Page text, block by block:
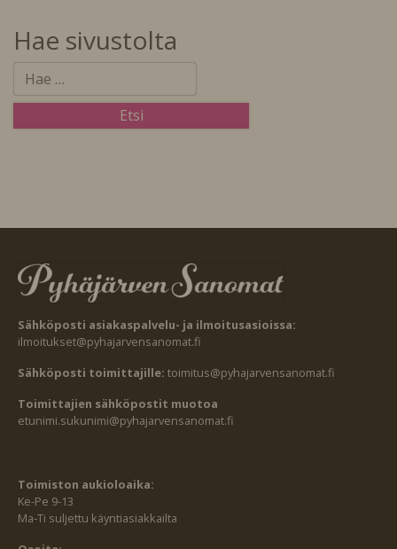
Hae sivustolta
Sähköposti asiakaspalvelu- ja ilmoitusasioissa:
ilmoitukset@pyhajarvensanomat.fi
Sähköposti toimittajille: toimitus@pyhajarvensanomat.fi
Toimittajien sähköpostit muotoa
etunimi.sukunimi@pyhajarvensanomat.fi
Toimiston aukioloaika:
Ke-Pe 9-13
Ma-Ti suljettu käyntiasiakkailta